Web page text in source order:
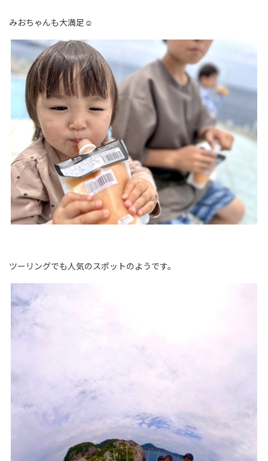
みおちゃんも大満足☺
ツーリングでも人気のスポットのようです。